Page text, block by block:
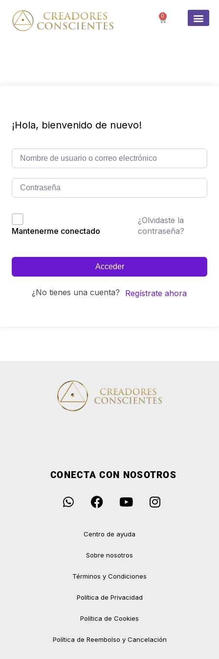
0
¡Hola, bienvenido de nuevo!
Mantenerme conectado
¿Olvidaste la
contraseña?
Acceder
¿No tienes una cuenta? Regístrate ahora
CONECTA CON NOSOTROS
Centro de ayuda
Sobre nosotros
Términos y Condiciones
Política de Privacidad
Política de Cookies
Política de Reembolso y Cancelación